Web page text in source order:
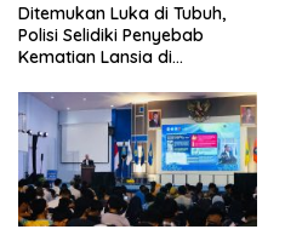
Ditemukan Luka di Tubuh,
Polisi Selidiki Penyebab
Kematian Lansia di